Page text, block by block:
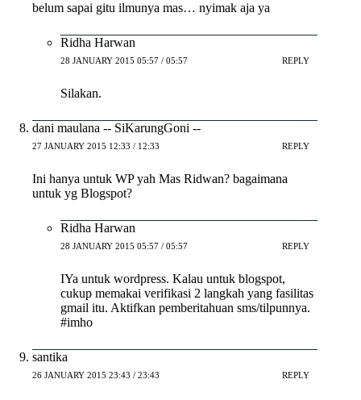
belum sapai gitu ilmunya mas… nyimak aja ya
Ridha Harwan
28 JANUARY 2015 05:57 / 05:57 REPLY
Silakan.
dani maulana -- SiKarungGoni --
27 JANUARY 2015 12:33 / 12:33 REPLY
Ini hanya untuk WP yah Mas Ridwan? bagaimana
untuk yg Blogspot?
Ridha Harwan
28 JANUARY 2015 05:57 / 05:57 REPLY
IYa untuk wordpress. Kalau untuk blogspot,
cukup memakai verifikasi 2 langkah yang fasilitas
gmail itu. Aktifkan pemberitahuan sms/tilpunnya.
#imho
santika
26 JANUARY 2015 23:43 / 23:43 REPLY